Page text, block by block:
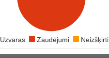
Uzvaras Zaudējumi Neizšķirti